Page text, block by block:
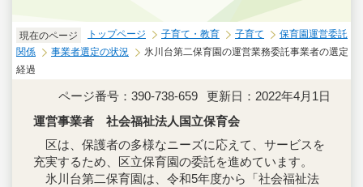
現在のページ トップページ 子育て・教育 子育て
保育園運営委託
関係
事業者選定の状況
氷川台第二保育園の運営業務委託事業者の選定
経過
ページ番号：390-738-659
更新日：2022年4月1日
運営事業者 社会福祉法人国立保育会
区は、保護者の多様なニーズに応えて、サービスを
充実するため、区立保育園の委託を進めています。
氷川台第二保育園は、令和5年度から「社会福祉法